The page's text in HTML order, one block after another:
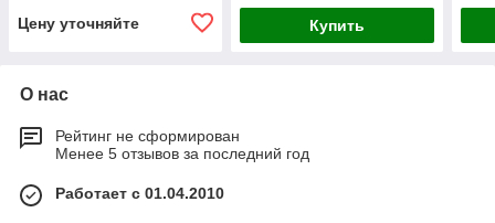
Цену уточняйте Купить
О нас
Рейтинг не сформирован
Менее 5 отзывов за последний год
Работает с 01.04.2010